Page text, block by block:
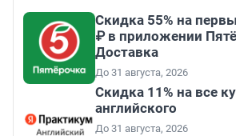
Скидка 55% на
₽ в приложении
Доставка
До 31 августа, 2026
Скидка 11% на все
английского
До 31 августа, 2026